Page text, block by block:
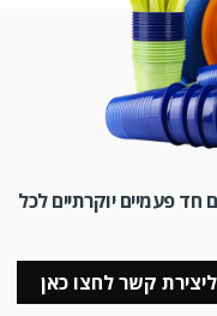
חד פעמיים יוקרתיים לכל
ליצירת קשר לחצו כאן